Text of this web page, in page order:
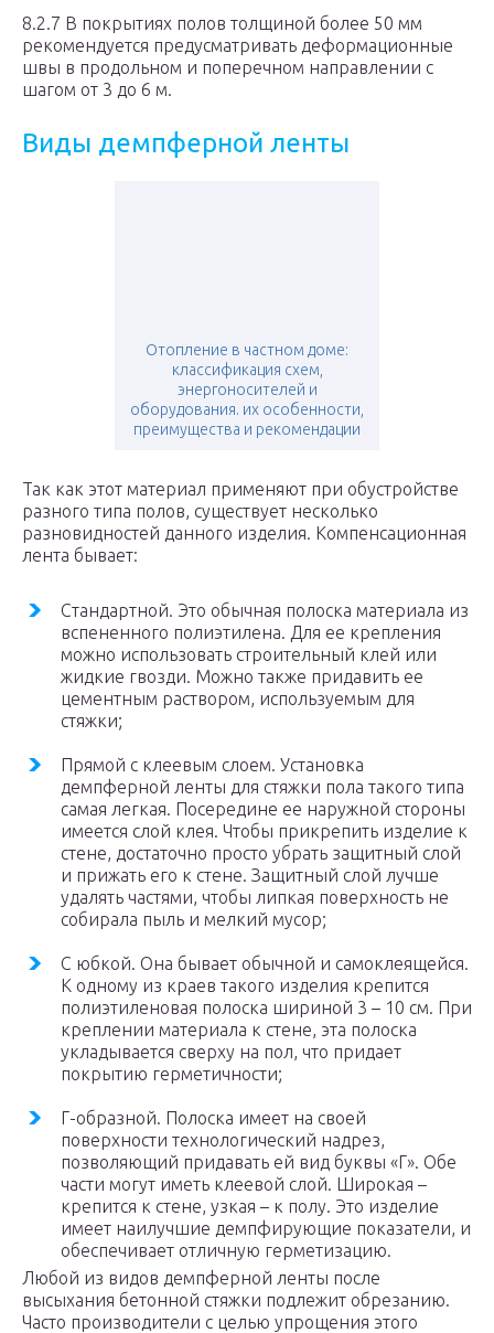
8.2.7 В покрытиях полов толщиной более 50 мм
рекомендуется предусматривать деформационные
швы в продольном и поперечном направлении с
шагом от 3 до 6 м.
Виды демпферной ленты
Отопление в частном доме:
классификация схем,
энергоносителей и
оборудования. их особенности,
преимущества и рекомендации
Так как этот материал применяют при обустройстве
разного типа полов, существует несколько
разновидностей данного изделия. Компенсационная
лента бывает:
Стандартной. Это обычная полоска материала из
вспененного полиэтилена. Для ее крепления
можно использовать строительный клей или
жидкие гвозди. Можно также придавить ее
цементным раствором, используемым для
стяжки;
Прямой с клеевым слоем. Установка
демпферной ленты для стяжки пола такого типа
самая легкая. Посередине ее наружной стороны
имеется слой клея. Чтобы прикрепить изделие к
стене, достаточно просто убрать защитный слой
и прижать его к стене. Защитный слой лучше
удалять частями, чтобы липкая поверхность не
собирала пыль и мелкий мусор;
С юбкой. Она бывает обычной и самоклеящейся.
К одному из краев такого изделия крепится
полиэтиленовая полоска шириной 3 – 10 см. При
креплении материала к стене, эта полоска
укладывается сверху на пол, что придает
покрытию герметичности;
Г-образной. Полоска имеет на своей
поверхности технологический надрез,
позволяющий придавать ей вид буквы «Г». Обе
части могут иметь клеевой слой. Широкая –
крепится к стене, узкая – к полу. Это изделие
имеет наилучшие демпфирующие показатели, и
обеспечивает отличную герметизацию.
Любой из видов демпферной ленты после
высыхания бетонной стяжки подлежит обрезанию.
Часто производители с целью упрощения этого